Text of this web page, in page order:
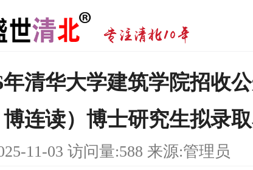
年清华大学建筑学院招收
博连读）博士研究生拟录
11-03 访问量:588 来源:管理员